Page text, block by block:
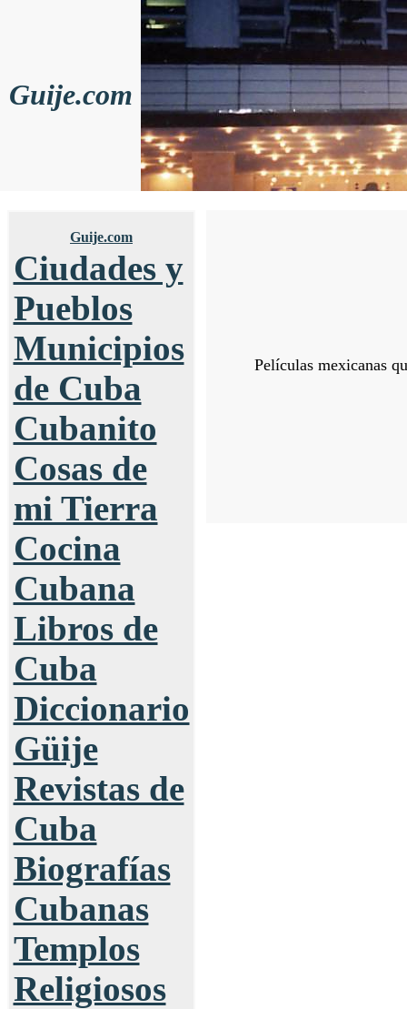
Guije.com
Guije.com
Ciudades y
Pueblos
Municipios
de Cuba
Cubanito
Cosas de
mi Tierra
Cocina
Cubana
Libros de
Cuba
Diccionario
Güije
Revistas de
Cuba
Biografías
Cubanas
Templos
Religiosos
Películas mexicanas